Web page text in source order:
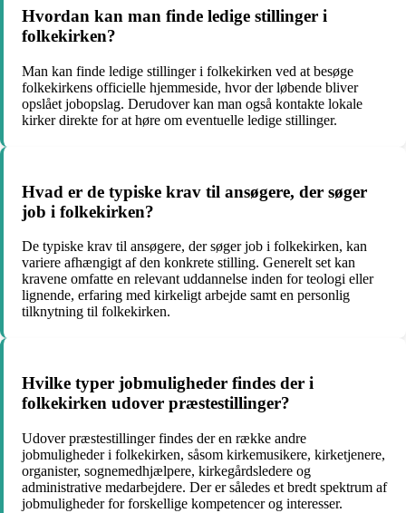
Hvordan kan man finde ledige stillinger i
folkekirken?
Man kan finde ledige stillinger i folkekirken ved at besøge
folkekirkens officielle hjemmeside, hvor der løbende bliver
opslået jobopslag. Derudover kan man også kontakte lokale
kirker direkte for at høre om eventuelle ledige stillinger.
Hvad er de typiske krav til ansøgere, der søger
job i folkekirken?
De typiske krav til ansøgere, der søger job i folkekirken, kan
variere afhængigt af den konkrete stilling. Generelt set kan
kravene omfatte en relevant uddannelse inden for teologi eller
lignende, erfaring med kirkeligt arbejde samt en personlig
tilknytning til folkekirken.
Hvilke typer jobmuligheder findes der i
folkekirken udover præstestillinger?
Udover præstestillinger findes der en række andre
jobmuligheder i folkekirken, såsom kirkemusikere, kirketjenere,
organister, sognemedhjælpere, kirkegårdsledere og
administrative medarbejdere. Der er således et bredt spektrum af
jobmuligheder for forskellige kompetencer og interesser.